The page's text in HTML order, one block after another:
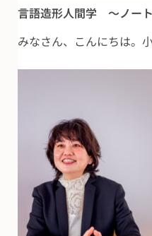
言語造形人間学 ～ノー
みなさん、こんにちは。